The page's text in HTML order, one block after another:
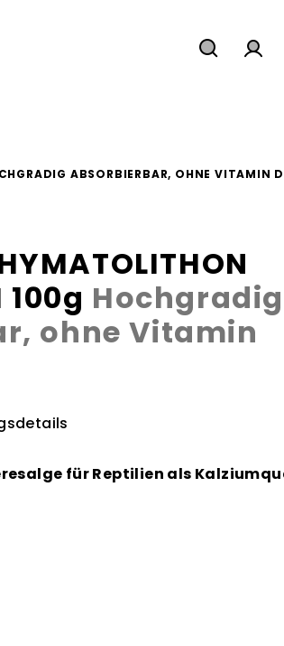
ABSORBIERBAR, OHNE VITAMIN
100g Hochgradig
ohne Vitamin
für Reptilien als